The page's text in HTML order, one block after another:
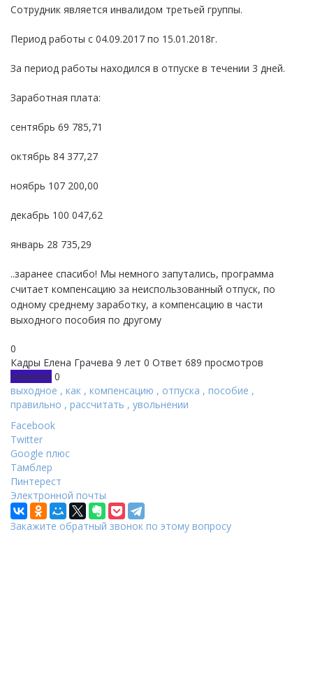
Сотрудник является инвалидом третьей группы.
Период работы с 04.09.2017 по 15.01.2018г.
За период работы находился в отпуске в течении 3 дней.
Заработная плата:
сентябрь 69 785,71
октябрь 84 377,27
ноябрь 107 200,00
декабрь 100 047,62
январь 28 735,29
..заранее спасибо! Мы немного запутались, программа
считает компенсацию за неиспользованный отпуск, по
одному среднему заработку, а компенсацию в части
выходного пособия по другому
0
Кадры Елена Грачева 9 лет 0 Ответ 689 просмотров
Новичок 0
выходное , как , компенсацию , отпуска , пособие ,
правильно , рассчитать , увольнении
Facebook
Twitter
Google плюс
Тамблер
Пинтерест
Электронной почты
Закажите обратный звонок по этому вопросу